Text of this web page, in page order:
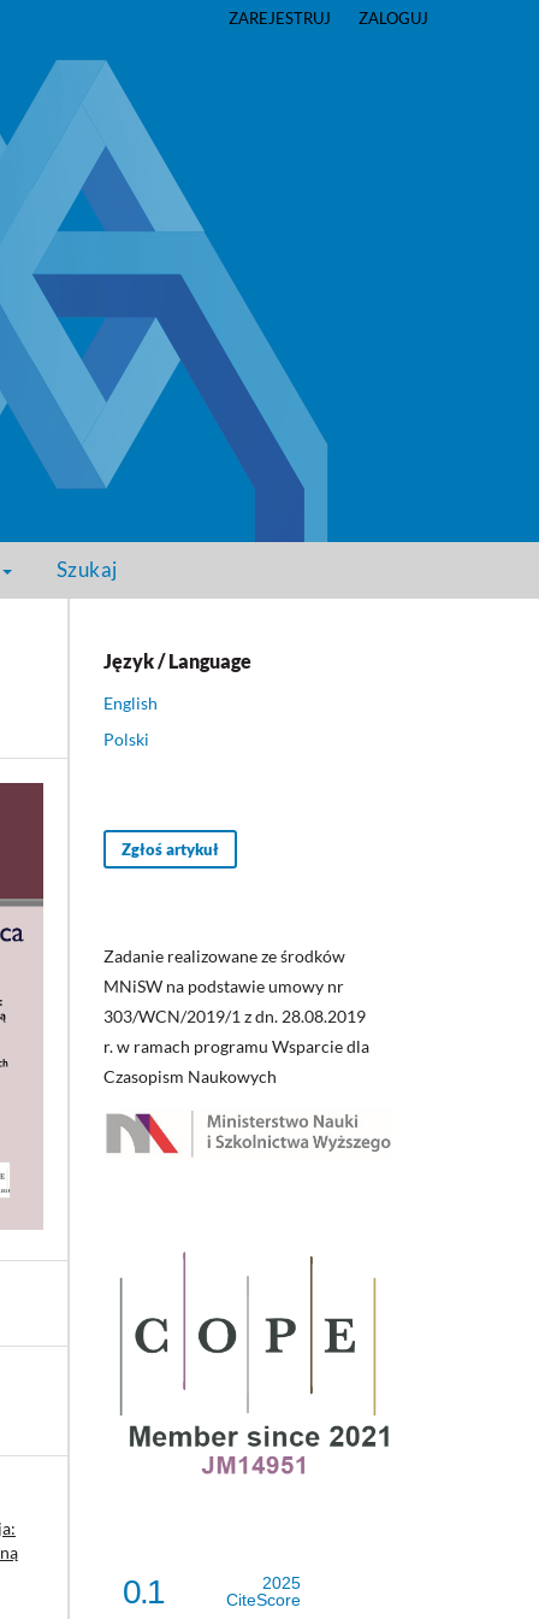
Szukaj
ZAREJESTRUJ ZALOGUJ
Język / Language
English
Polski
Zgłoś artykuł
Zadanie realizowane ze środków
MNiSW na podstawie umowy nr
303/WCN/2019/1 z dn. 28.08.2019
r. w ramach programu Wsparcie dla
Czasopism Naukowych
0.1
2025
CiteScore